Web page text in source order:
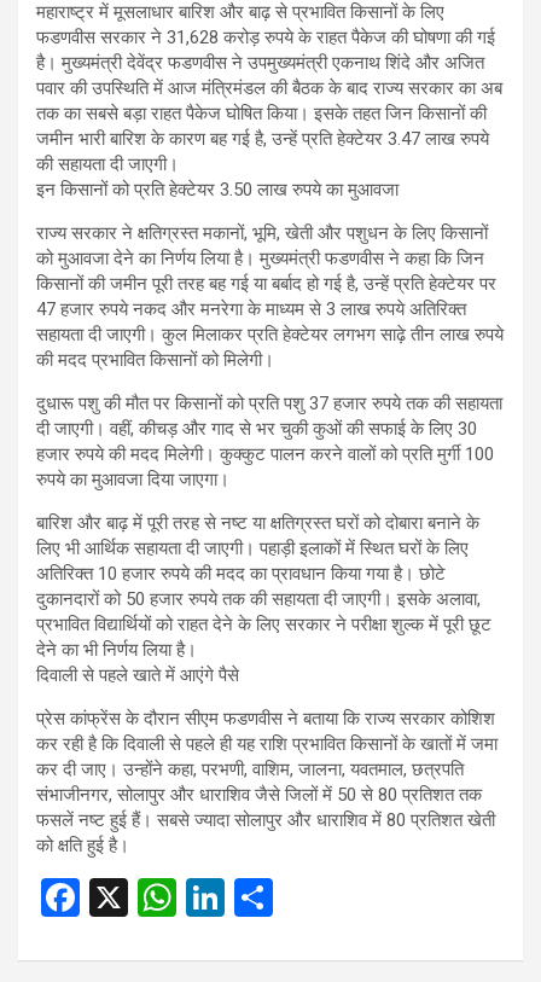
b
o
o
k
s
A
p
dI
n
e
महाराष्ट्र में मूसलाधार बारिश और बाढ़ से प्रभावित किसानों के लिए
फडणवीस सरकार ने 31,628 करोड़ रुपये के राहत पैकेज की घोषणा की गई
है। मुख्यमंत्री देवेंद्र फडणवीस ने उपमुख्यमंत्री एकनाथ शिंदे और अजित
पवार की उपस्थिति में आज मंत्रिमंडल की बैठक के बाद राज्य सरकार का अब
तक का सबसे बड़ा राहत पैकेज घोषित किया। इसके तहत जिन किसानों की
जमीन भारी बारिश के कारण बह गई है, उन्हें प्रति हेक्टेयर 3.47 लाख रुपये
की सहायता दी जाएगी।
इन किसानों को प्रति हेक्टेयर 3.50 लाख रुपये का मुआवजा
राज्य सरकार ने क्षतिग्रस्त मकानों, भूमि, खेती और पशुधन के लिए किसानों
को मुआवजा देने का निर्णय लिया है। मुख्यमंत्री फडणवीस ने कहा कि जिन
किसानों की जमीन पूरी तरह बह गई या बर्बाद हो गई है, उन्हें प्रति हेक्टेयर पर
47 हजार रुपये नकद और मनरेगा के माध्यम से 3 लाख रुपये अतिरिक्त
सहायता दी जाएगी। कुल मिलाकर प्रति हेक्टेयर लगभग साढ़े तीन लाख रुपये
की मदद प्रभावित किसानों को मिलेगी।
दुधारू पशु की मौत पर किसानों को प्रति पशु 37 हजार रुपये तक की सहायता
दी जाएगी। वहीं, कीचड़ और गाद से भर चुकी कुओं की सफाई के लिए 30
हजार रुपये की मदद मिलेगी। कुक्कुट पालन करने वालों को प्रति मुर्गी 100
रुपये का मुआवजा दिया जाएगा।
बारिश और बाढ़ में पूरी तरह से नष्ट या क्षतिग्रस्त घरों को दोबारा बनाने के
लिए भी आर्थिक सहायता दी जाएगी। पहाड़ी इलाकों में स्थित घरों के लिए
अतिरिक्त 10 हजार रुपये की मदद का प्रावधान किया गया है। छोटे
दुकानदारों को 50 हजार रुपये तक की सहायता दी जाएगी। इसके अलावा,
प्रभावित विद्यार्थियों को राहत देने के लिए सरकार ने परीक्षा शुल्क में पूरी छूट
देने का भी निर्णय लिया है।
दिवाली से पहले खाते में आएंगे पैसे
प्रेस कांफ्रेंस के दौरान सीएम फडणवीस ने बताया कि राज्य सरकार कोशिश
कर रही है कि दिवाली से पहले ही यह राशि प्रभावित किसानों के खातों में जमा
कर दी जाए। उन्होंने कहा, परभणी, वाशिम, जालना, यवतमाल, छत्रपति
संभाजीनगर, सोलापुर और धाराशिव जैसे जिलों में 50 से 80 प्रतिशत तक
फसलें नष्ट हुई हैं। सबसे ज्यादा सोलापुर और धाराशिव में 80 प्रतिशत खेती
को क्षति हुई है।
F
X
W Li